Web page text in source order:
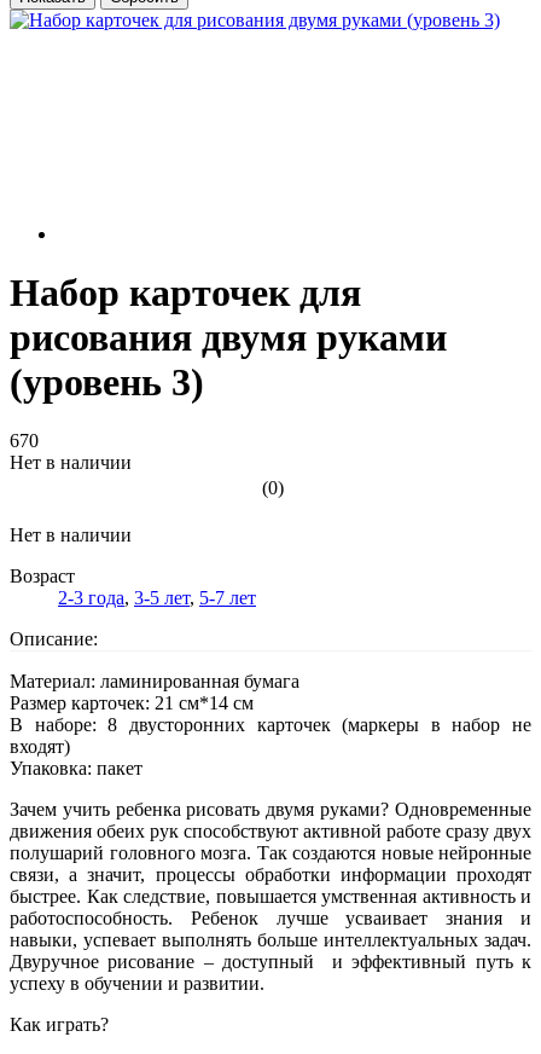
Набор карточек для
рисования двумя руками
(уровень 3)
670
Нет в наличии
(0)
Нет в наличии
Возраст
2-3 года, 3-5 лет, 5-7 лет
Описание:
Материал: ламинированная бумага
Размер карточек: 21 см*14 см
В наборе: 8 двусторонних карточек (маркеры в набор не
входят)
Упаковка: пакет
Зачем учить ребенка рисовать двумя руками? Одновременные
движения обеих рук способствуют активной работе сразу двух
полушарий головного мозга. Так создаются новые нейронные
связи, а значит, процессы обработки информации проходят
быстрее. Как следствие, повышается умственная активность и
работоспособность. Ребенок лучше усваивает знания и
навыки, успевает выполнять больше интеллектуальных задач.
Двуручное рисование – доступный и эффективный путь к
успеху в обучении и развитии.
Как играть?